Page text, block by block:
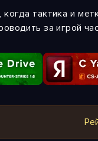
тактика и
за игрой